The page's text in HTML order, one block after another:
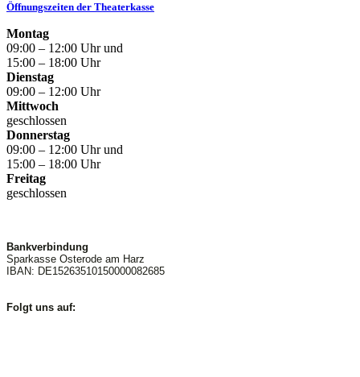
Öffnungszeiten der Theaterkasse
Montag
09:00 – 12:00 Uhr und
15:00 – 18:00 Uhr
Dienstag
09:00 – 12:00 Uhr
Mittwoch
geschlossen
Donnerstag
09:00 – 12:00 Uhr und
15:00 – 18:00 Uhr
Freitag
geschlossen
Bankverbindung
Sparkasse Osterode am Harz
IBAN: DE15263510150000082685
Folgt uns auf: